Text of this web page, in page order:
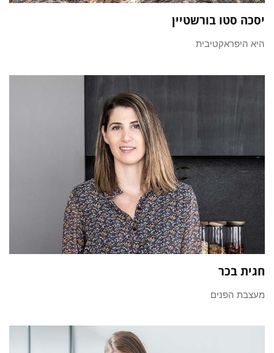
יסכה סטו בורשטיין
היא היפראקטיבית
חגית בכר
מעצבת הפנים